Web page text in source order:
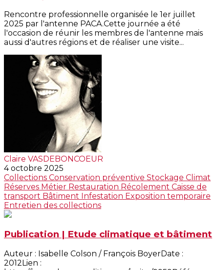
Rencontre professionnelle organisée le 1er juillet
2025 par l'antenne PACA.Cette journée a été
l'occasion de réunir les membres de l'antenne mais
aussi d'autres régions et de réaliser une visite...
Claire VASDEBONCOEUR
4 octobre 2025
Collections Conservation préventive Stockage Climat
Réserves Métier Restauration Récolement Caisse de
transport Bâtiment Infestation Exposition temporaire
Entretien des collections
Publication | Etude climatique et bâtiment
Auteur : Isabelle Colson / François BoyerDate :
2012Lien :